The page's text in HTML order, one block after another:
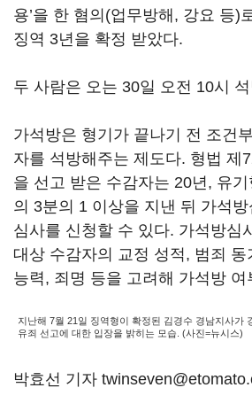
용’을 한 혐의(업무방해, 강요 등)
징역 3년을 확정 받았다.
두 사람은 오는 30일 오전 10시
가석방은 형기가 끝나기 전 조건
자를 석방해주는 제도다. 형법 제
을 선고 받은 수감자는 20년, 유기
의 3분의 1 이상을 지낸 뒤 가석
심사를 신청할 수 있다. 가석방심
대상 수감자의 교정 성적, 범죄 동
능력, 죄명 등을 고려해 가석방 여
지난해 7월 21일 징역형이 확정된 김경수 경남지사가
유죄 선고에 대한 입장을 밝히는 모습. (사진=뉴시스)
박효선 기자